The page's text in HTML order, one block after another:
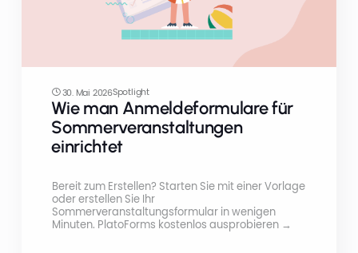
30. Mai 2026Spotlight
Wie man Anmeldeformulare für
Sommerveranstaltungen
einrichtet
Bereit zum Erstellen? Starten Sie mit einer Vorlage
oder erstellen Sie Ihr
Sommerveranstaltungsformular in wenigen
Minuten. PlatoForms kostenlos ausprobieren →